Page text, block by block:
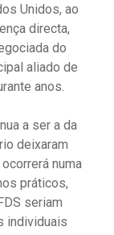
Unidos, ao
directa,
do
aliado de
anos.
a ser a da
deixaram
numa
práticos,
seriam
individuais